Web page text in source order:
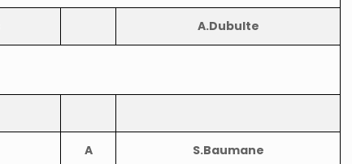
A.Dubulte
A S.Baumane